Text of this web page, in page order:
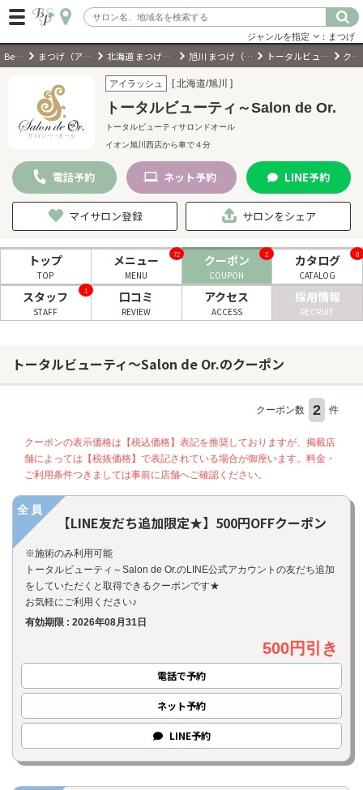
ログイン
会員登録（無料）
キーワード検索
ジャンルを選択
近くのサロンを探す
現在地から探す
ネイルサロン
まつげサロン
エステサロン
リラクゼーションサロン
美容クリニック
ヘアカタログ
ネイルカタログ
ジャンルを指定 ：まつげ
BeautyPark まつげ（アイラッシュ）サロン 北海道 まつげ（アイラッシュ）サロン 旭川 まつげ（アイラッシュ）サロン トータルビューティ～Salon de Or. クーポン
アイラッシュ [ 北海道/旭川 ]
トータルビューティ～Salon de Or.
トータルビューティサロンドオール
イオン旭川西店から車で４分
電話予約 ネット予約 LINE予約
マイサロン登録 サロンをシェア
トップ
TOP
メニュー
MENU
72 クーポン
COUPON
2 カタログ
CATALOG
8
スタッフ
STAFF
1 口コミ
REVIEW
アクセス
ACCESS
採用情報
RECRUIT
トータルビューティ～Salon de Or.のクーポン
クーポン数 2 件
クーポンの表示価格は【税込価格】表記を推奨しておりますが、掲載店
舗によっては【税抜価格】で表記されている場合が御座います。料金・
ご利用条件つきましては事前に店舗へご確認ください。
全員
【LINE友だち追加限定★】500円OFFクーポン
※施術のみ利用可能
トータルビューティ～Salon de Or.のLINE公式アカウントの友だち追加
をしていただくと取得できるクーポンです★
お気軽にご利用ください♪
有効期限 : 2026年08月31日
500円引き
電話で予約
ネット予約
LINE予約